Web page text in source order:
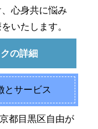
、心身共に悩み
いたします。
の詳細
とサービス
都目黒区自由が